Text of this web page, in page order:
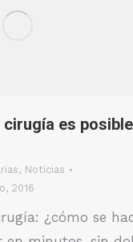
cirugía es posible
, Noticias
2016
¿cómo se